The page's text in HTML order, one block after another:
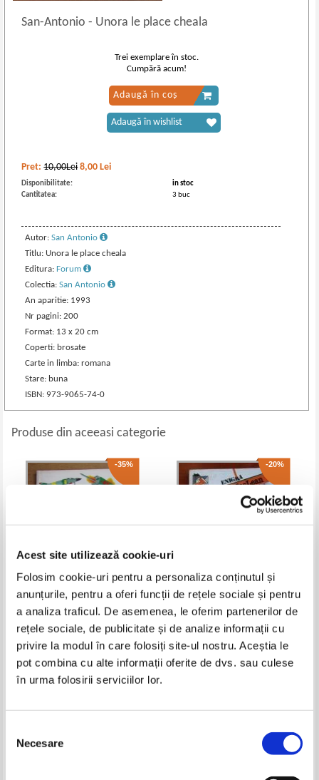
Acest site utilizează cookie-uri
Folosim cookie-uri pentru a personaliza conținutul și
anunțurile, pentru a oferi funcții de rețele sociale și pentru
a analiza traficul. De asemenea, le oferim partenerilor de
rețele sociale, de publicitate și de analize informații cu
privire la modul în care folosiți site-ul nostru. Aceștia le
pot combina cu alte informații oferite de dvs. sau culese
în urma folosirii serviciilor lor.
consimțământului
Necesare
San-Antonio - Unora le place cheala
Pret:10,00Lei 8,00 Lei
Disponibilitate:
in stoc
Cantitatea:
3 buc
Autor:San Antonio
Titlu: Unora le place cheala
Editura:Forum
Colectia:San Antonio
An aparitie: 1993
Nr pagini: 200
Format: 13 x 20 cm
Coperti: brosate
Carte in limba: romana
Stare: buna
ISBN: 973-9065-74-0
Trei exemplare în stoc.
Cumpără acum!
Adaugă în coș
Adaugă în wishlist
Produse din aceeasi categorie
-35%
Karl Von Vereiter - Ostrovul
blestemat
Pret: 10,00Lei 6,50 Lei
Adaugă în coș
-20%
Alistair MacLean - Unde se
avanta vulturii
Pret:10,00Lei 8,00 Lei
Adaugă în coș